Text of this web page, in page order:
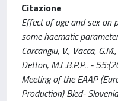
Citazione
Effect of age and sex on
some haematic
Carcangiu, V., Vacca,
Dettori, M.L.B.P.P.. -
Meeting of the EAAP
Production) Bled-